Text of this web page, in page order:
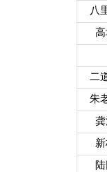
八
二
朱